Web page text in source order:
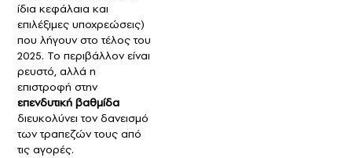
ίδια κεφάλαια και
επιλέξιμες υποχρεώσεις)
που λήγουν στο τέλος του
2025. Το περιβάλλον είναι
ρευστό, αλλά η
επιστροφή στην
επενδυτική βαθμίδα
διευκολύνει τον δανεισμό
των τραπεζών τους από
τις αγορές.